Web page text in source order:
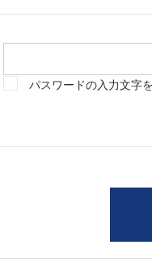
パスワードの入力文字